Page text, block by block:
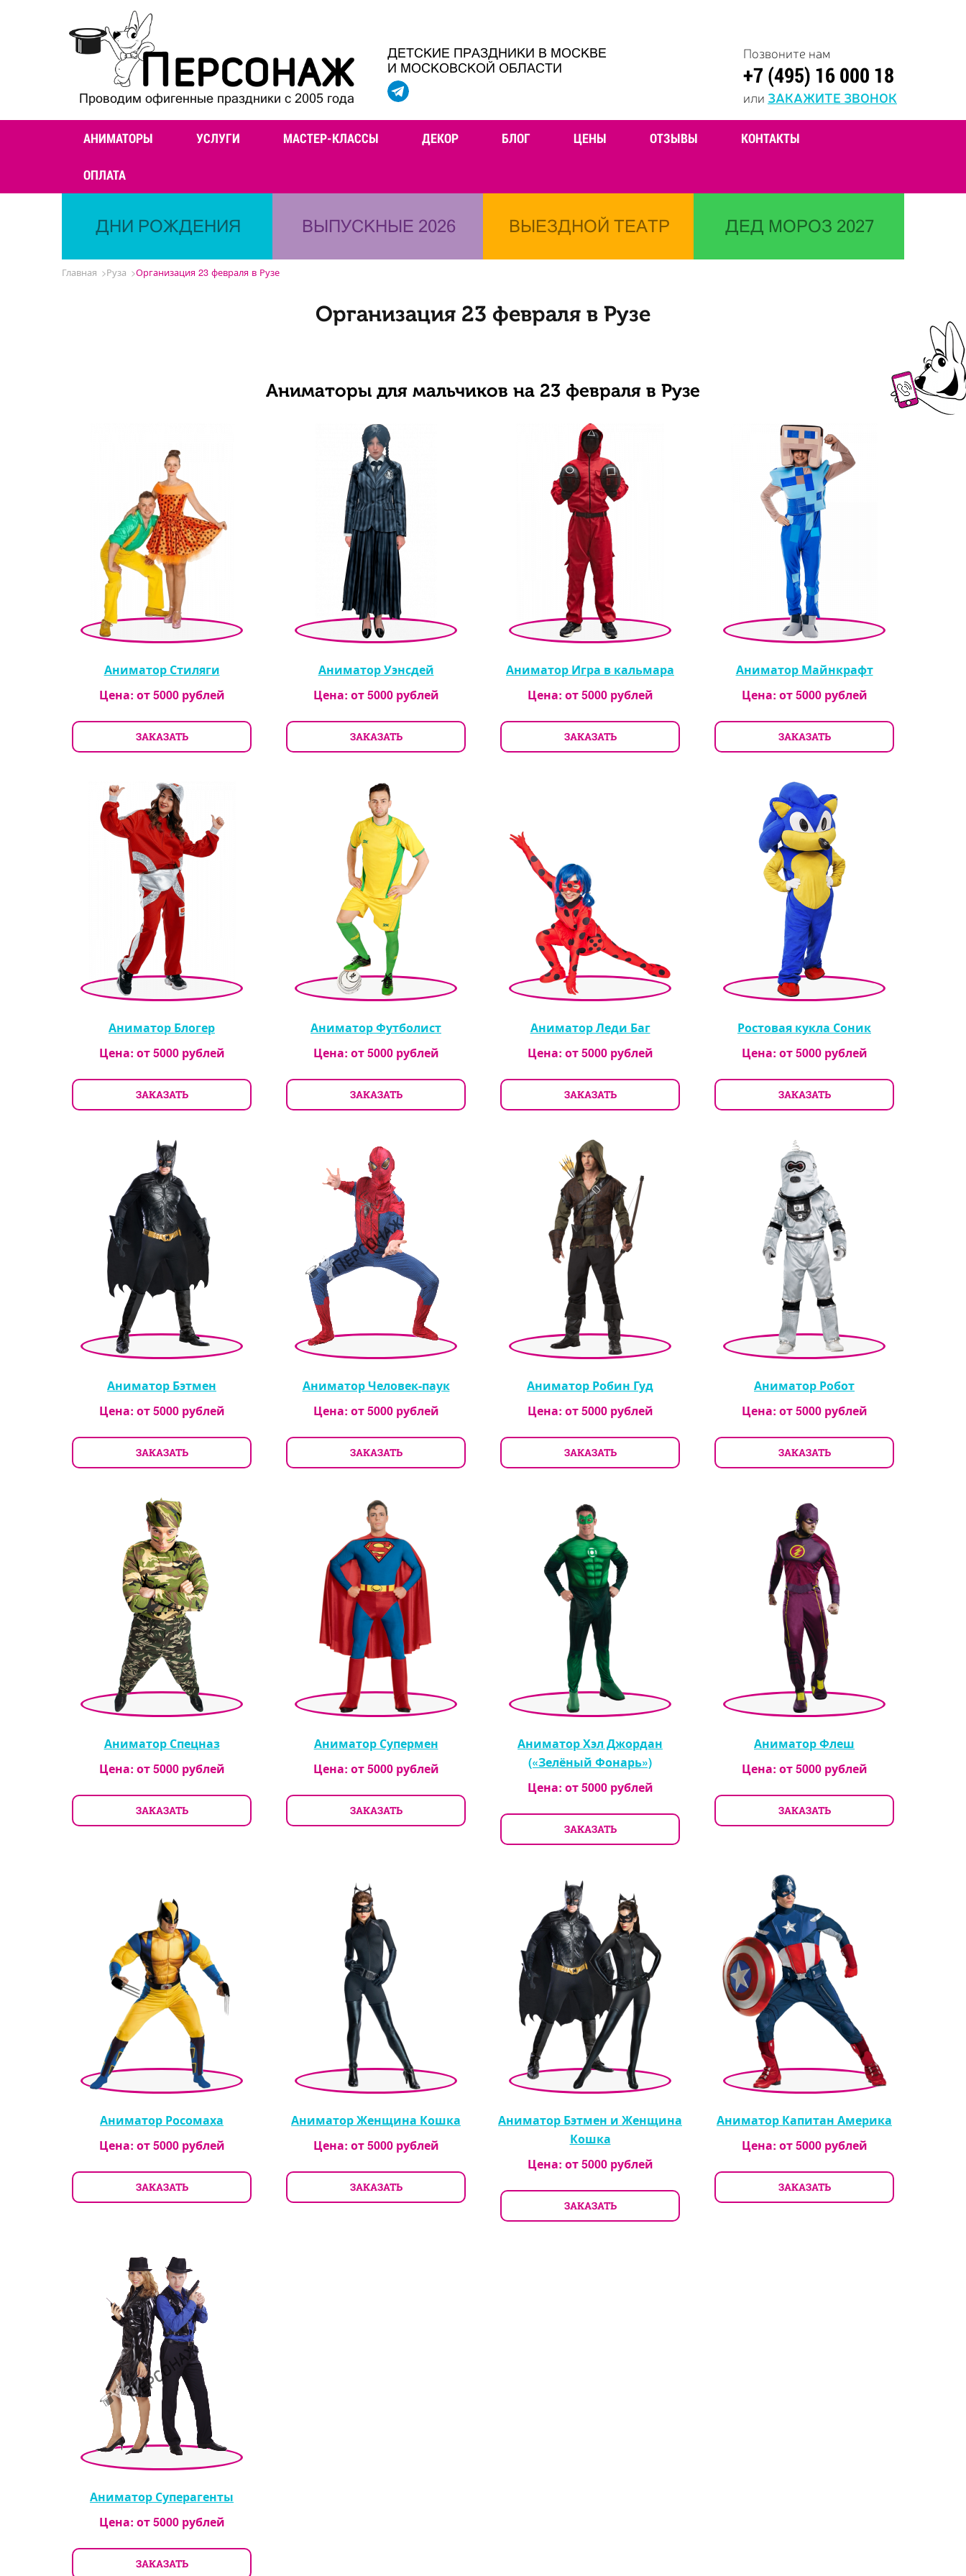
Проводим офигенные праздники с 2005 года
ДЕТСКИЕ ПРАЗДНИКИ В МОСКВЕ
И МОСКОВСКОЙ ОБЛАСТИ
Позвоните нам
+7 (495) 16 000 18
или ЗАКАЖИТЕ ЗВОНОК
АНИМАТОРЫ УСЛУГИ МАСТЕР-КЛАССЫ ДЕКОР БЛОГ ЦЕНЫ ОТЗЫВЫ КОНТАКТЫ
ОПЛАТА
ДНИ РОЖДЕНИЯ ВЫПУСКНЫЕ 2026 ВЫЕЗДНОЙ ТЕАТР ДЕД МОРОЗ 2027
Главная Руза Организация 23 февраля в Рузе
Организация 23 февраля в Рузе
Аниматоры для мальчиков на 23 февраля в Рузе
Аниматор Стиляги
Цена: от5000рублей
ЗАКАЗАТЬ
Аниматор Уэнсдей
Цена: от5000рублей
ЗАКАЗАТЬ
Аниматор Игра в кальмара
Цена: от5000рублей
ЗАКАЗАТЬ
Аниматор Майнкрафт
Цена: от5000рублей
ЗАКАЗАТЬ
Аниматор Блогер
Цена: от5000рублей
ЗАКАЗАТЬ
Аниматор Футболист
Цена: от5000рублей
ЗАКАЗАТЬ
Аниматор Леди Баг
Цена: от5000рублей
ЗАКАЗАТЬ
Ростовая кукла Соник
Цена: от5000рублей
ЗАКАЗАТЬ
Аниматор Бэтмен
Цена: от5000рублей
ЗАКАЗАТЬ
Аниматор Человек-паук
Цена: от5000рублей
ЗАКАЗАТЬ
Аниматор Робин Гуд
Цена: от5000рублей
ЗАКАЗАТЬ
Аниматор Робот
Цена: от5000рублей
ЗАКАЗАТЬ
Аниматор Спецназ
Цена: от5000рублей
ЗАКАЗАТЬ
Аниматор Супермен
Цена: от5000рублей
ЗАКАЗАТЬ
Аниматор Хэл Джордан
(«Зелёный Фонарь»)
Цена: от5000рублей
ЗАКАЗАТЬ
Аниматор Флеш
Цена: от5000рублей
ЗАКАЗАТЬ
Аниматор Росомаха
Цена: от5000рублей
ЗАКАЗАТЬ
Аниматор Женщина Кошка
Цена: от5000рублей
ЗАКАЗАТЬ
Аниматор Бэтмен и Женщина
Кошка
Цена: от5000рублей
ЗАКАЗАТЬ
Аниматор Капитан Америка
Цена: от5000рублей
ЗАКАЗАТЬ
Аниматор Суперагенты
Цена: от5000рублей
ЗАКАЗАТЬ